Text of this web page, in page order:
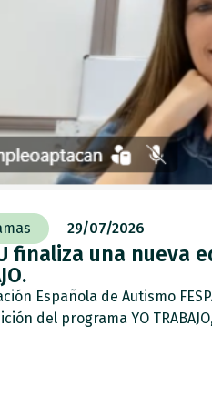
29/07/2026
finaliza una nueva
Española de Autismo
del programa YO